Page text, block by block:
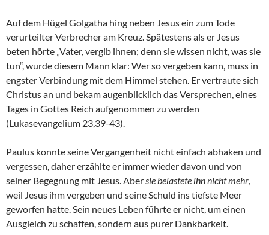
Auf dem Hügel Golgatha hing neben Jesus ein zum Tode
verurteilter Verbrecher am Kreuz. Spätestens als er Jesus
beten hörte „Vater, vergib ihnen; denn sie wissen nicht, was sie
tun“, wurde diesem Mann klar: Wer so vergeben kann, muss in
engster Verbindung mit dem Himmel stehen. Er vertraute sich
Christus an und bekam augenblicklich das Versprechen, eines
Tages in Gottes Reich aufgenommen zu werden
(Lukasevangelium 23,39-43).
Paulus konnte seine Vergangenheit nicht einfach abhaken und
vergessen, daher erzählte er immer wieder davon und von
seiner Begegnung mit Jesus. Aber sie belastete ihn nicht mehr
weil Jesus ihm vergeben und seine Schuld ins tiefste Meer
geworfen hatte. Sein neues Leben führte er nicht, um einen
Ausgleich zu schaffen, sondern aus purer Dankbarkeit.